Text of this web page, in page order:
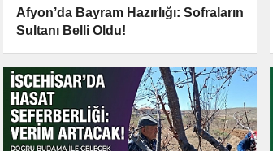
Afyon’da Bayram Hazırlığı: Sofraların
Sultanı Belli Oldu!